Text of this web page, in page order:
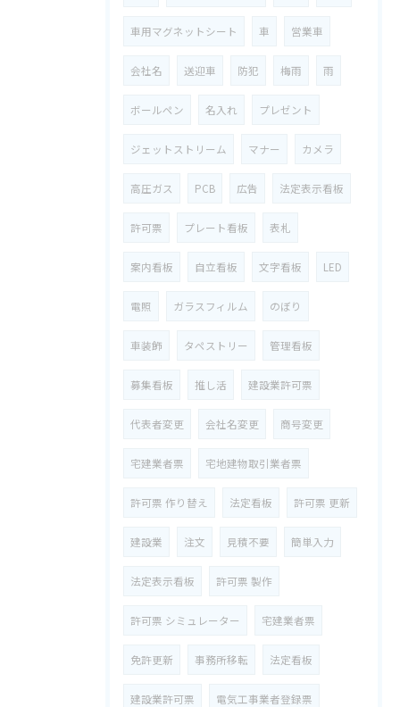
車用マグネットシート 車 営業車
会社名 送迎車 防犯 梅雨 雨
ボールペン 名入れ プレゼント
ジェットストリーム マナー カメラ
高圧ガス PCB 広告 法定表示看板
許可票 プレート看板 表札
案内看板 自立看板 文字看板 LED
電照 ガラスフィルム のぼり
車装飾 タペストリー 管理看板
募集看板 推し活 建設業許可票
代表者変更 会社名変更 商号変更
宅建業者票 宅地建物取引業者票
許可票 作り替え 法定看板 許可票 更新
建設業 注文 見積不要 簡単入力
法定表示看板 許可票 製作
許可票 シミュレーター 宅建業者票
免許更新 事務所移転 法定看板
建設業許可票 電気工事業者登録票